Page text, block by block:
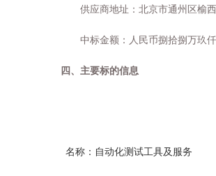
供应商地址：北京市通州区榆
中标金额：人民币捌拾捌万玖
四、主要标的信息
名称：自动化测试工具及服务